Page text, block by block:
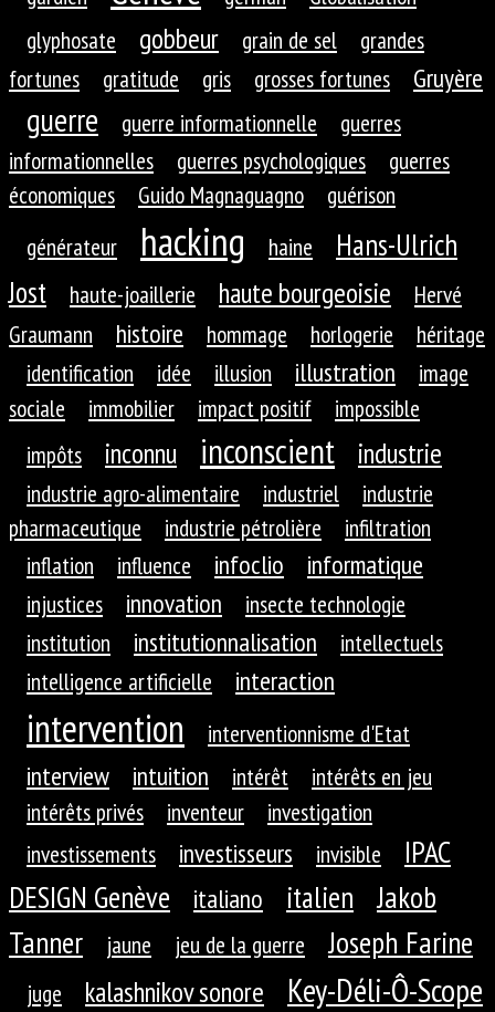
glyphosate
gobbeur grain de sel
grandes
fortunes
gratitude gris grosses fortunes Gruyère
guerre guerre informationnelle
guerres
informationnelles
guerres psychologiques
guerres
économiques
Guido Magnaguagno
guérison
générateur
hacking haine
Hans-Ulrich
Jost
haute-joaillerie haute bourgeoisie
Hervé
Graumann
histoire hommage horlogerie
héritage
identification
idée illusion illustration
image
sociale
immobilier impact positif
impossible
impôts
inconnu inconscient industrie
industrie agro-alimentaire industriel
industrie
pharmaceutique
industrie pétrolière
infiltration
inflation
influence infoclio informatique
injustices innovation
insecte technologie
institution
institutionnalisation
intellectuels
intelligence artificielle
interaction
intervention interventionnisme d'Etat
interview intuition intérêt
intérêts en jeu
intérêts privés
inventeur
investigation
investissements
investisseurs invisible
IPAC
DESIGN Genève
italiano italien
Jakob
Tanner
jaune jeu de la guerre Joseph Farine
juge kalashnikov sonore Key-Déli-Ô-Scope